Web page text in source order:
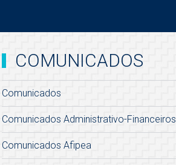
COMUNICADOS
Comunicados
Comunicados Administrativo-Financeiros
Comunicados Afipea